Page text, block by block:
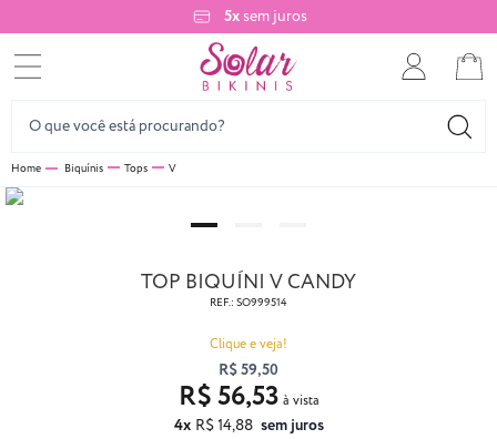
5xsem juros
Biquínis Tops V
TOP BIQUÍNI V CANDY
REF.: SO999514
Clique e veja!
R$ 59,50
4x R$ 14,88 sem juros
R$ 56,53